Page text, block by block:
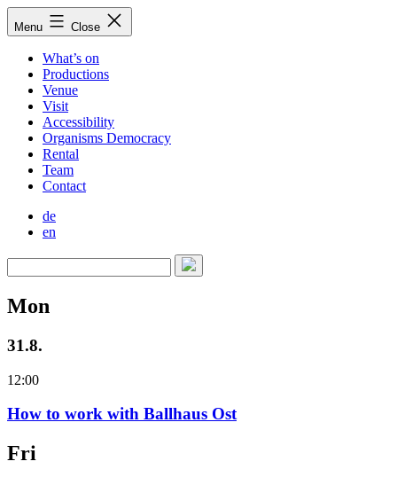
Skip
toMenu Close
What’s on
Productions
Venue
Visit
Accessibility
Organisms Democracy
Rental
Team
Contact
de
en
Mon
31.8.
12:00
How to work with Ballhaus Ost
Fri